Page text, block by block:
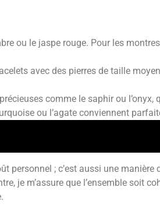
ou le jaspe rouge. Pour les
avec des pierres de taille
comme le saphir ou l’onyx,
ou l’agate conviennent
personnel ; c’est aussi une manière
je m’assure que l’ensemble soit